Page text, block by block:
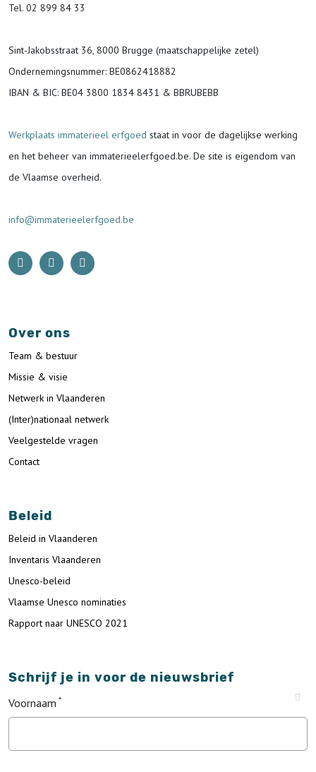
Tel. 02 899 84 33
Sint-Jakobsstraat 36, 8000 Brugge (maatschappelijke zetel)
Ondernemingsnummer: BE0862418882
IBAN & BIC: BE04 3800 1834 8431 & BBRUBEBB
Werkplaats immaterieel erfgoed staat in voor de dagelijkse werking
en het beheer van immaterieelerfgoed.be. De site is eigendom van
de Vlaamse overheid.
info@immaterieelerfgoed.be
Over ons
Team & bestuur
Missie & visie
Netwerk in Vlaanderen
(Inter)nationaal netwerk
Veelgestelde vragen
Contact
Beleid
Beleid in Vlaanderen
Inventaris Vlaanderen
Unesco-beleid
Vlaamse Unesco nominaties
Rapport naar UNESCO 2021
Schrijf je in voor de nieuwsbrief
Voornaam